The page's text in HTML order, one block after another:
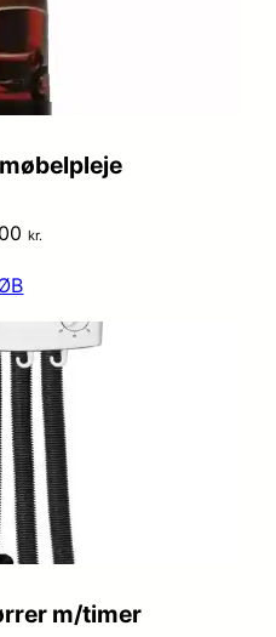
kr.
m/timer